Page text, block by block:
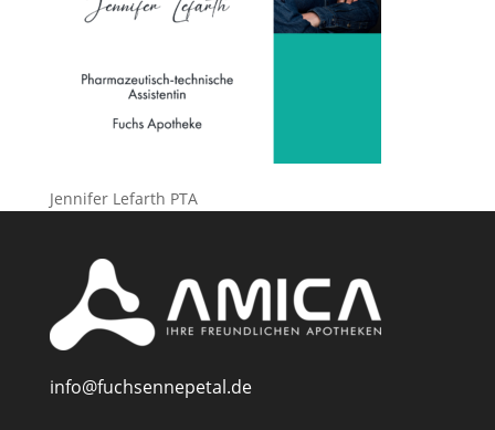
Jennifer Lefarth PTA
info@fuchsennepetal.de